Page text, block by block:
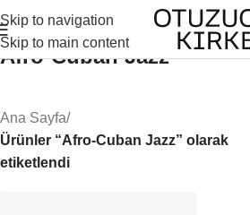
Skip to navigation
Skip to main content
Afro-Cuban Jazz
Ana Sayfa/
Ürünler “Afro-Cuban Jazz” olarak
etiketlendi